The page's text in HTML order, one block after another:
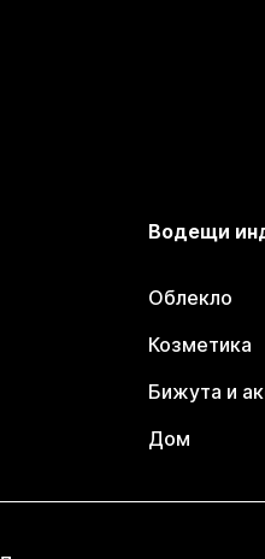
Водещи
Облекло
Козметика
Бижута и
Дом